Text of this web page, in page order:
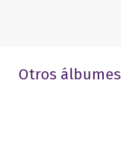
Otros álbumes